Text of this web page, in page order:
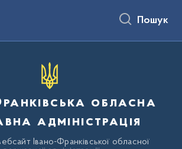
Пошук
обласна
адміністрація
Івано-Франківської обласної